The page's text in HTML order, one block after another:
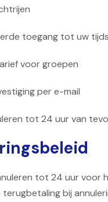
toegang tot uw
voor groepen
per e-mail
tot 24 uur van
tot 24 uur voor
terugbetaling bij